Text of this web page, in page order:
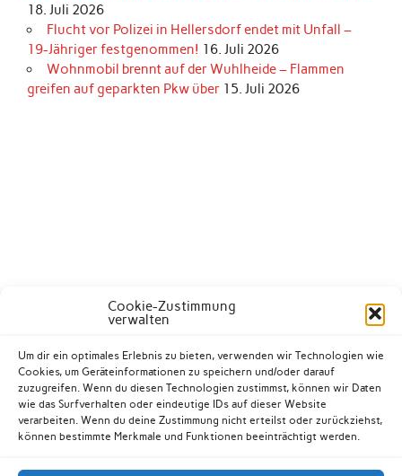
Cookie-Zustimmung
verwalten
Um dir ein optimales Erlebnis zu bieten, verwenden wir Technologien wie
Cookies, um Geräteinformationen zu speichern und/oder darauf
zuzugreifen. Wenn du diesen Technologien zustimmst, können wir Daten
wie das Surfverhalten oder eindeutige IDs auf dieser Website
verarbeiten. Wenn du deine Zustimmung nicht erteilst oder zurückziehst,
können bestimmte Merkmale und Funktionen beeinträchtigt werden.
18. Juli 2026
Flucht vor Polizei in Hellersdorf endet mit Unfall –
19-Jähriger festgenommen! 16. Juli 2026
Wohnmobil brennt auf der Wuhlheide – Flammen
greifen auf geparkten Pkw über 15. Juli 2026